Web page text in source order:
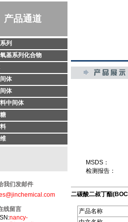
产品通道
列
基系列化合物
体
体
中间体
我们发邮件
线留言
nancy-
MSDS：
检测报告：
二碳酸二叔丁酯
产品名称